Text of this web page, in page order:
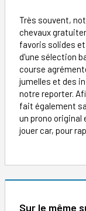
Très souvent,
chevaux
favoris solides
d'une sélection
course
jumelles et des
notre reporter.
fait également
un prono
jouer car, pour
Sur le même